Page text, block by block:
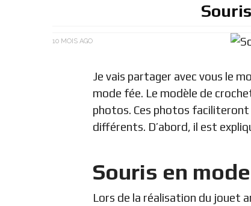
10 MOIS AGO
Je vais partager avec vous le
mode fée. Le modèle de
photos. Ces photos faciliteront
différents. D’abord, il est
Souris en
Lors de la réalisation du jouet